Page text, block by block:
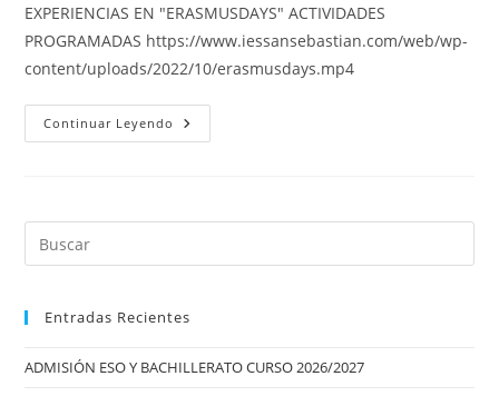
EXPERIENCIAS EN "ERASMUSDAYS" ACTIVIDADES
PROGRAMADAS https://www.iessansebastian.com/web/wp-
content/uploads/2022/10/erasmusdays.mp4
Continuar Leyendo ERASMUSDAYS
2022
Entradas Recientes
ADMISIÓN ESO Y BACHILLERATO CURSO 2026/2027